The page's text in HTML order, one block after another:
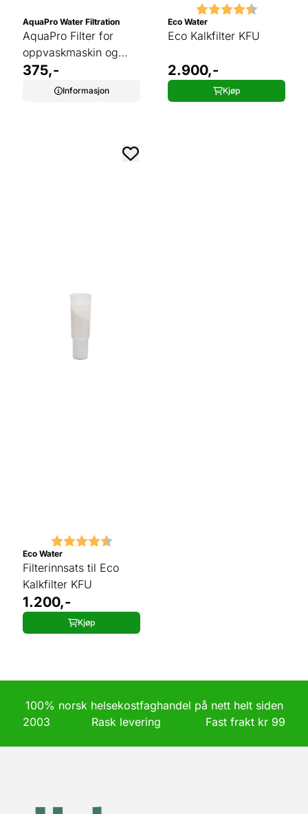
AquaPro Water Filtration
AquaPro Filter for
oppvaskmaskin og
vaskemaskin P808-34
375,-
Informasjon
Karakter: 4.5 av 5
Eco Water
Eco Kalkfilter KFU
2.900,-
Kjøp
Karakter: 4.5 av 5 mulige
Eco Water
Filterinnsats til Eco
Kalkfilter KFU
1.200,-
Kjøp
100% norsk helsekostfaghandel på nett helt siden
2003 Rask levering Fast frakt kr 99